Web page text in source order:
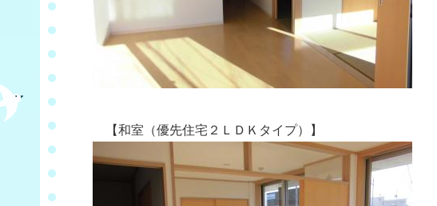
【和室（優先住宅２ＬＤＫタイプ）】